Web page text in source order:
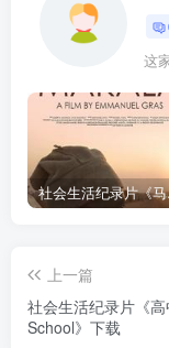
这
社
上一篇
社会生活纪录片《
School》下载